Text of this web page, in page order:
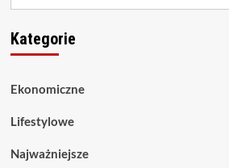
Kategorie
Ekonomiczne
Lifestylowe
Najważniejsze